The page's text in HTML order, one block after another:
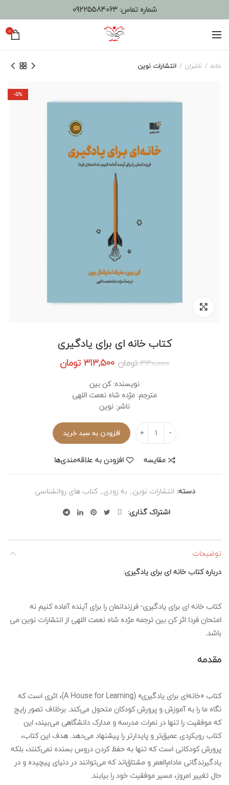
شماره تماس:09225584063
0
خانه ناشران انتشارات نوین
-5%
برای بزرگنمایی کلیک کنید
کتاب خانه ای برای یادگیری
330,000تومان قیمت
بود.
313,500تومان
نویسنده: کن بین
مترجم: مژده شاه نعمت اللهی
ناشر: نوین
تعداد
افزودن به سبد خرید
مقایسه افزودن به علاقه‌مندی‌ها
دسته: انتشارات نوین, به زودی, کتاب های روانشناسی
اشتراک گذاری
توضیحات
درباره کتاب خانه ای برای یادگیری:
کتاب خانه ای برای یادگیری- فرزندانمان را برای آینده آماده کنیم نه
امتحان فردا اثر کن بین ترجمه مژده شاه نعمت اللهی از انتشارات نوین می
باشد.
مقدمه
کتاب «خانه‌ای برای یادگیری»
(A House for Learning)، اثری است که
نگاه ما را به آموزش و پرورش کودکان متحول می‌کند. برخلاف تصور رایج
که موفقیت را تنها در نمرات مدرسه و مدارک دانشگاهی می‌بیند، این
کتاب رویکردی عمیق‌تر و پایدارتر را پیشنهاد می‌دهد. هدف این کتاب،
پرورش کودکانی است که تنها به حفظ کردن دروس بسنده نمی‌کنند، بلکه
یادگیرندگانی مادام‌العمر و مشتاق‌اند که می‌توانند در دنیای پیچیده و در
حال تغییر امروز، مسیر موفقیت خود را بیابند.